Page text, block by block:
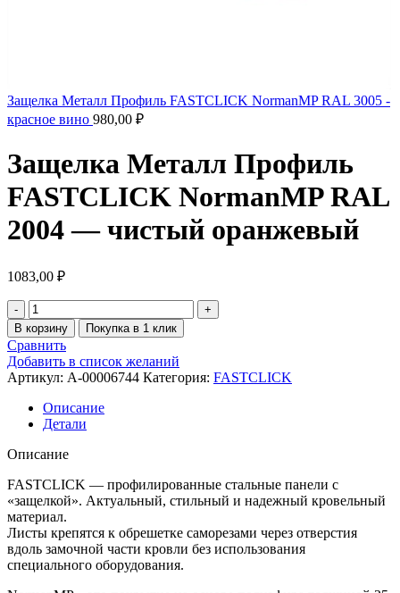
Защелка Металл Профиль FASTCLICK NormanMP RAL 3005 -
красное вино 980,00 ₽
Защелка Металл Профиль
FASTCLICK NormanMP RAL
2004 — чистый оранжевый
1083,00 ₽
В корзину Покупка в 1 клик
Сравнить
Добавить в список желаний
Артикул: A-00006744 Категория: FASTCLICK
Описание
Детали
Описание
FASTCLICK — профилированные стальные панели с
«защелкой». Актуальный, стильный и надежный кровельный
материал.
Листы крепятся к обрешетке саморезами через отверстия
вдоль замочной части кровли без использования
специального оборудования.